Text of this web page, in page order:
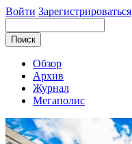
Войти Зарегистрироваться
Обзор
Архив
Журнал
Мегаполис